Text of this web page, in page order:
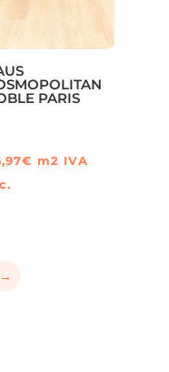
PARIS
€ m2 IVA
→